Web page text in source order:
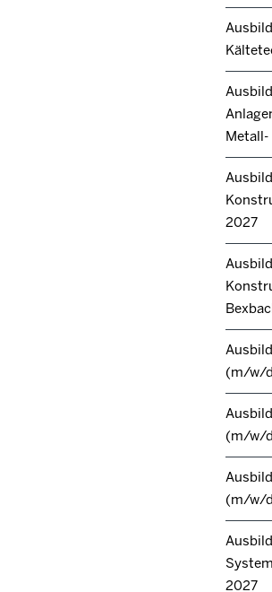
2027
(m/w/
(m/w/
(m/w/
2027